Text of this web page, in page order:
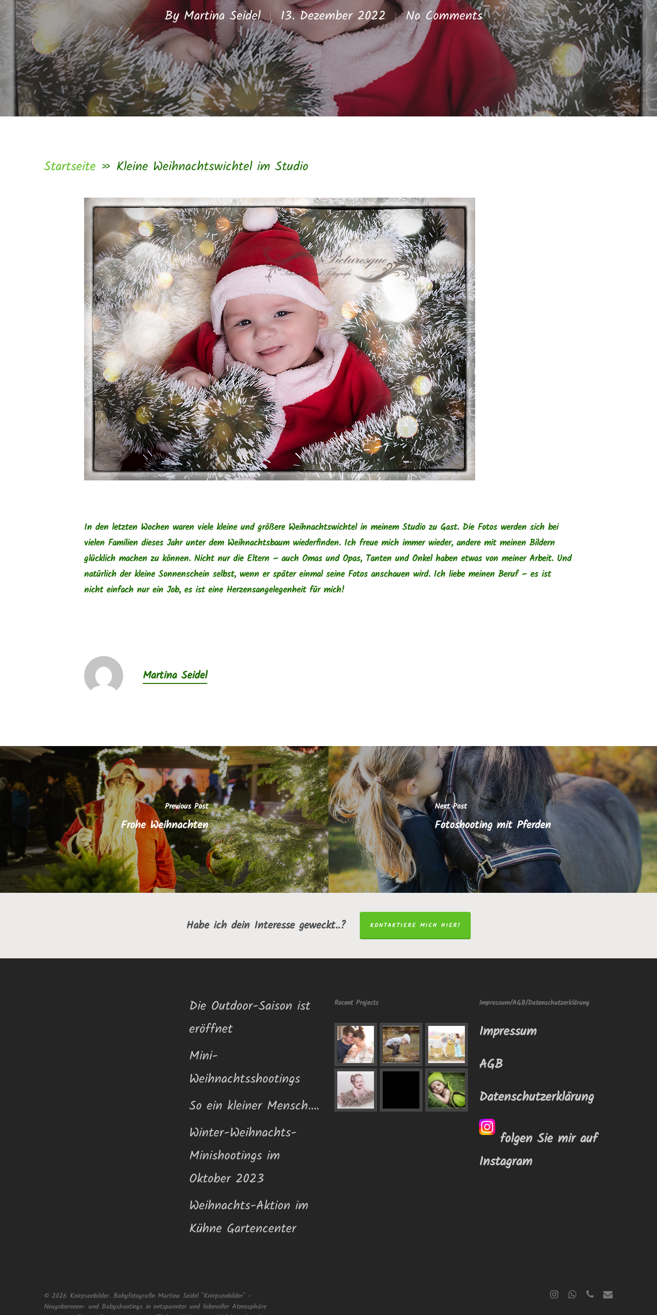
Hit enter to search or ESC to close
By Martina Seidel 13. Dezember 2022 No Comments
Startseite » Kleine Weihnachtswichtel im Studio
In den letzten Wochen waren viele kleine und größere Weihnachtswichtel in meinem Studio zu Gast. Die Fotos werden sich bei
vielen Familien dieses Jahr unter dem Weihnachtsbaum wiederfinden. Ich freue mich immer wieder, andere mit meinen Bildern
glücklich machen zu können. Nicht nur die Eltern – auch Omas und Opas, Tanten und Onkel haben etwas von meiner Arbeit. Und
natürlich der kleine Sonnenschein selbst, wenn er später einmal seine Fotos anschauen wird. Ich liebe meinen Beruf – es ist
nicht einfach nur ein Job, es ist eine Herzensangelegenheit für mich!
Martina Seidel
Previous Post
Frohe Weihnachten
Next Post
Fotoshooting mit Pferden
Habe ich dein Interesse geweckt..? KONTAKTIERE MICH HIER!
Die Outdoor-Saison ist
eröffnet
Mini-
Weihnachtsshootings
So ein kleiner Mensch….
Winter-Weihnachts-
Minishootings im
Oktober 2023
Weihnachts-Aktion im
Kühne Gartencenter
Recent Projects Impressum/AGB/Datenschutzerklärung
Impressum
AGB
Datenschutzerklärung
folgen Sie mir auf
Instagram
© 2026 Knirpsenbilder. Babyfotografin Martina Seidel "Knirpsenbilder" -
Neugeborenen- und Babyshootings in entspannter und liebevoller Atmosphäre
instagramwhatsapp
phone email